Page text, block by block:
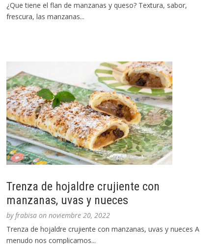
¿Que tiene el flan de manzanas y queso? Textura, sabor,
frescura, las manzanas...
Trenza de hojaldre crujiente con
manzanas, uvas y nueces
byfrabisa onnoviembre 20, 2022
Trenza de hojaldre crujiente con manzanas, uvas y nueces A
menudo nos complicamos...